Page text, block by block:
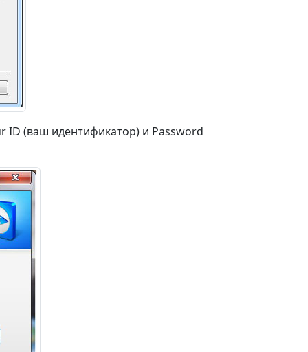
ID (ваш идентификатор) и Password